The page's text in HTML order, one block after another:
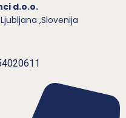
d.o.o.
,Slovenija